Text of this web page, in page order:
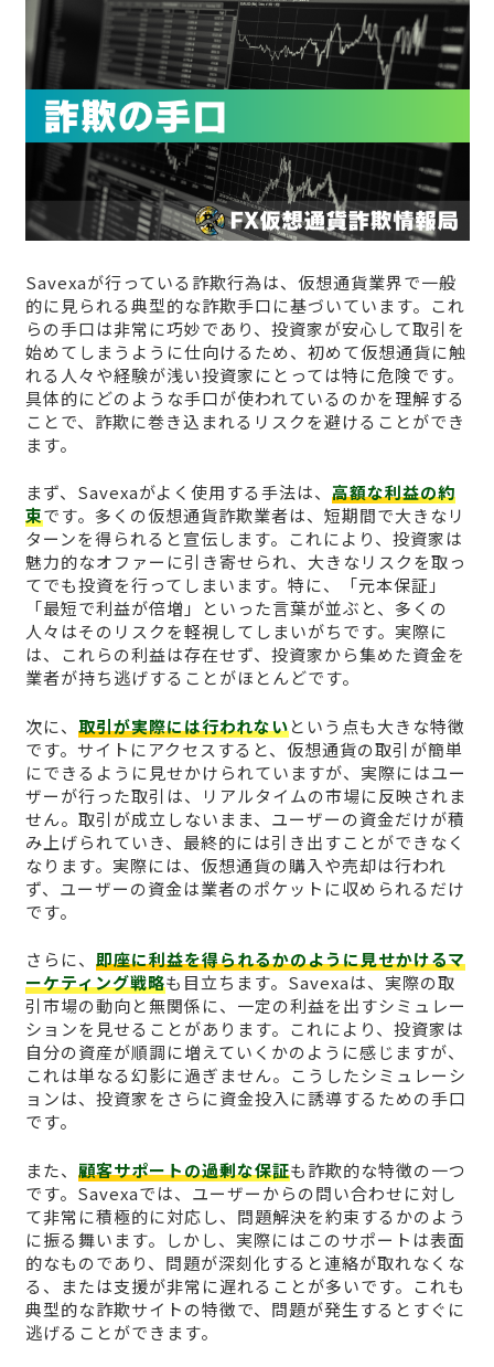
Savexaが行っている詐欺行為は、仮想通貨業界で一般
的に見られる典型的な詐欺手口に基づいています。これ
らの手口は非常に巧妙であり、投資家が安心して取引を
始めてしまうように仕向けるため、初めて仮想通貨に触
れる人々や経験が浅い投資家にとっては特に危険です。
具体的にどのような手口が使われているのかを理解する
ことで、詐欺に巻き込まれるリスクを避けることができ
ます。
まず、Savexaがよく使用する手法は、 高額な利益の約
束です。多くの仮想通貨詐欺業者は、短期間で大きなリ
ターンを得られると宣伝します。これにより、投資家は
魅力的なオファーに引き寄せられ、大きなリスクを取っ
てでも投資を行ってしまいます。特に、「元本保証」
「最短で利益が倍増」といった言葉が並ぶと、多くの
人々はそのリスクを軽視してしまいがちです。実際に
は、これらの利益は存在せず、投資家から集めた資金を
業者が持ち逃げすることがほとんどです。
次に、 取引が実際には行われないという点も大きな特徴
です。サイトにアクセスすると、仮想通貨の取引が簡単
にできるように見せかけられていますが、実際にはユー
ザーが行った取引は、リアルタイムの市場に反映されま
せん。取引が成立しないまま、ユーザーの資金だけが積
み上げられていき、最終的には引き出すことができなく
なります。実際には、仮想通貨の購入や売却は行われ
ず、ユーザーの資金は業者のポケットに収められるだけ
です。
さらに、 即座に利益を得られるかのように見せかけるマ
ーケティング戦略も目立ちます。Savexaは、実際の取
引市場の動向と無関係に、一定の利益を出すシミュレー
ションを見せることがあります。これにより、投資家は
自分の資産が順調に増えていくかのように感じますが、
これは単なる幻影に過ぎません。こうしたシミュレーシ
ョンは、投資家をさらに資金投入に誘導するための手口
です。
また、 顧客サポートの過剰な保証も詐欺的な特徴の一つ
です。Savexaでは、ユーザーからの問い合わせに対し
て非常に積極的に対応し、問題解決を約束するかのよう
に振る舞います。しかし、実際にはこのサポートは表面
的なものであり、問題が深刻化すると連絡が取れなくな
る、または支援が非常に遅れることが多いです。これも
典型的な詐欺サイトの特徴で、問題が発生するとすぐに
逃げることができます。